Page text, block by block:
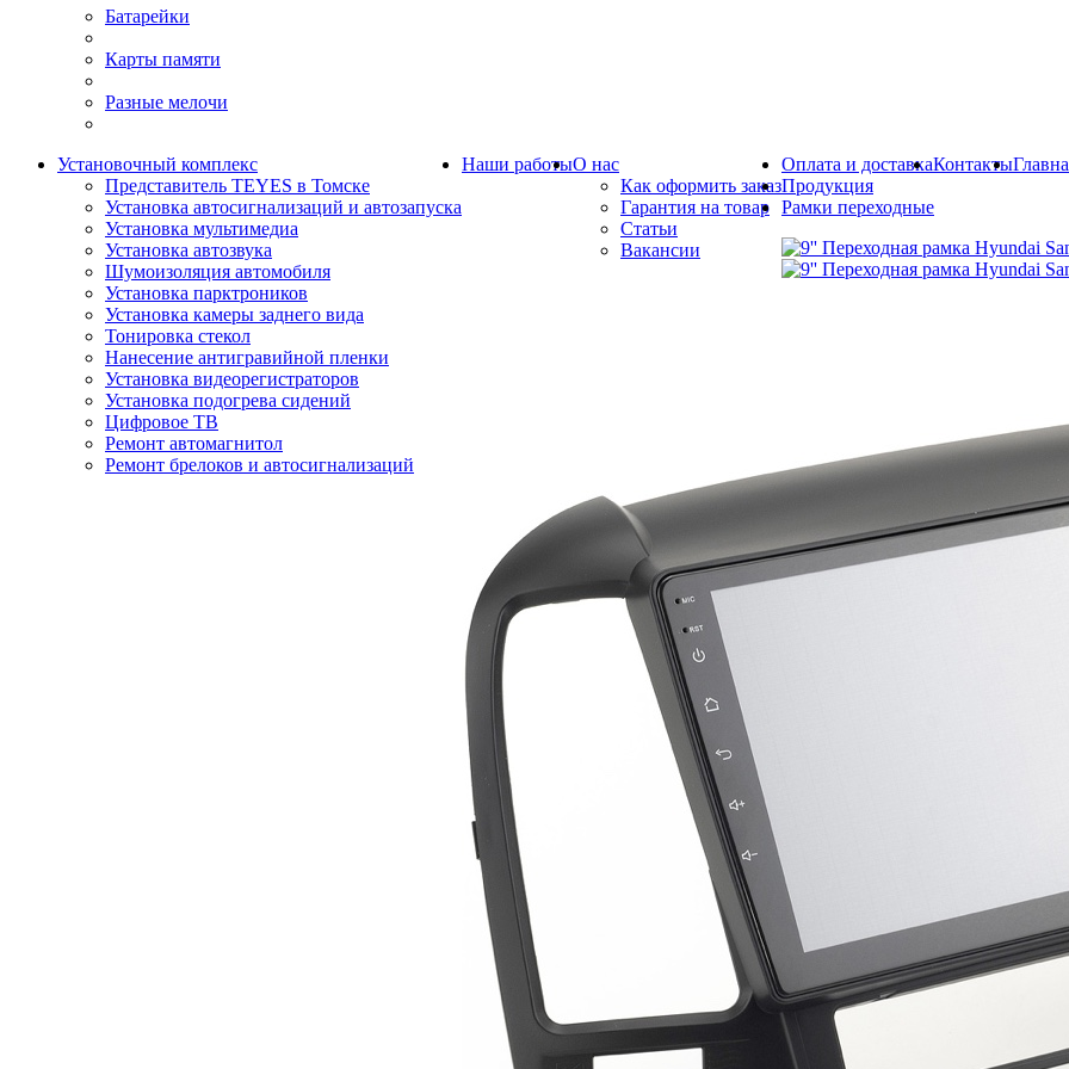
Батарейки
Карты памяти
Разные мелочи
Установочный комплекс
Представитель TEYES в Томске
Установка автосигнализаций и автозапуска
Установка мультимедиа
Установка автозвука
Шумоизоляция автомобиля
Установка парктроников
Установка камеры заднего вида
Тонировка стекол
Нанесение антигравийной пленки
Установка видеорегистраторов
Установка подогрева сидений
Цифровое ТВ
Ремонт автомагнитол
Ремонт брелоков и автосигнализаций
Наши работыО нас
Как оформить заказ
Гарантия на товар
Статьи
Вакансии
Оплата и доставкаКонтакты
Продукция
Рамки переходные